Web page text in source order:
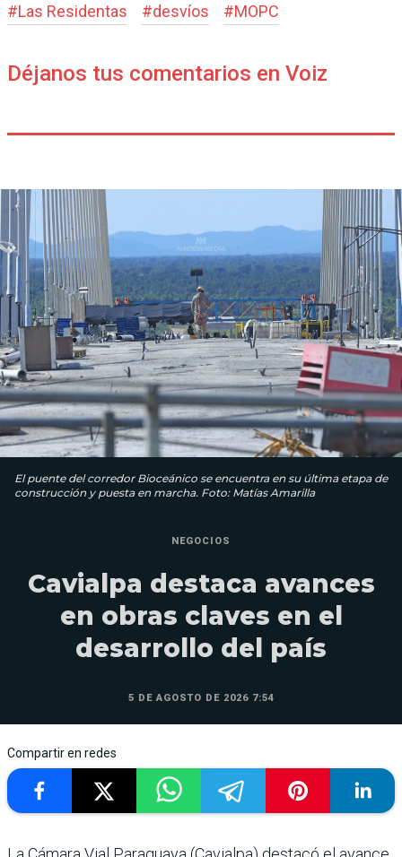
#Las Residentas #desvíos #MOPC
Déjanos tus comentarios en Voiz
El puente del corredor Bioceánico se encuentra en su última etapa de
construcción y puesta en marcha. Foto: Matías Amarilla
NEGOCIOS
Cavialpa destaca avances
en obras claves en el
desarrollo del país
5 DE AGOSTO DE 2026 7:54
Compartir en redes